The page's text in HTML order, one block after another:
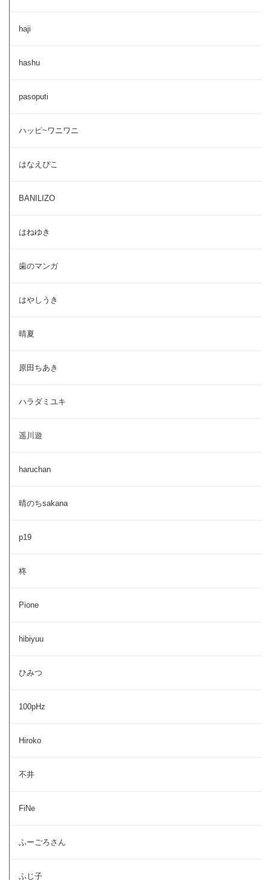
haji
hashu
pasoputi
ハッピ~ワニワニ
はなえぴこ
BANILIZO
はねゆき
歯のマンガ
はやしうき
晴夏
原田ちあき
ハラダミユキ
遥川遊
haruchan
晴のちsakana
p19
柊
Pione
hibiyuu
ひみつ
100pHz
Hiroko
不井
FiNe
ふーごろさん
ふじ子